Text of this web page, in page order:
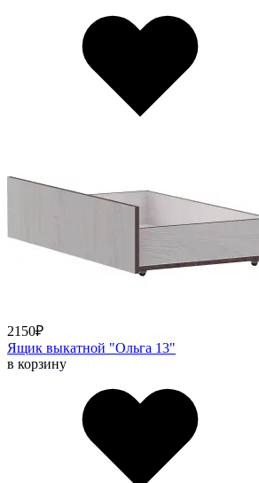
2150₽
Ящик выкатной "Ольга 13"
в корзину